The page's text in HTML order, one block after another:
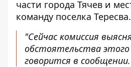
части города Тячев и
команду поселка Тересва.
"Сейчас комиссия
обстоятельства этого
говорится в сообщении.